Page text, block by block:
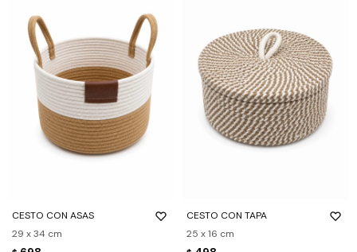
CESTO CON ASAS
29 x 34 cm
CESTO CON TAPA
25 x 16 cm